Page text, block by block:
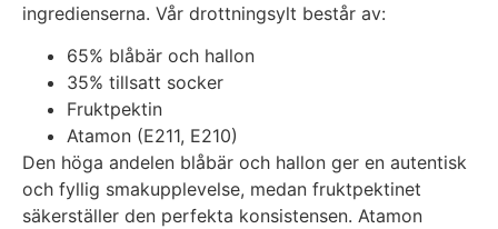
ingredienserna. Vår drottningsylt består av:
65% blåbär och hallon
35% tillsatt socker
Fruktpektin
Atamon (E211, E210)
Den höga andelen blåbär och hallon ger en autentisk
och fyllig smakupplevelse, medan fruktpektinet
säkerställer den perfekta konsistensen. Atamon